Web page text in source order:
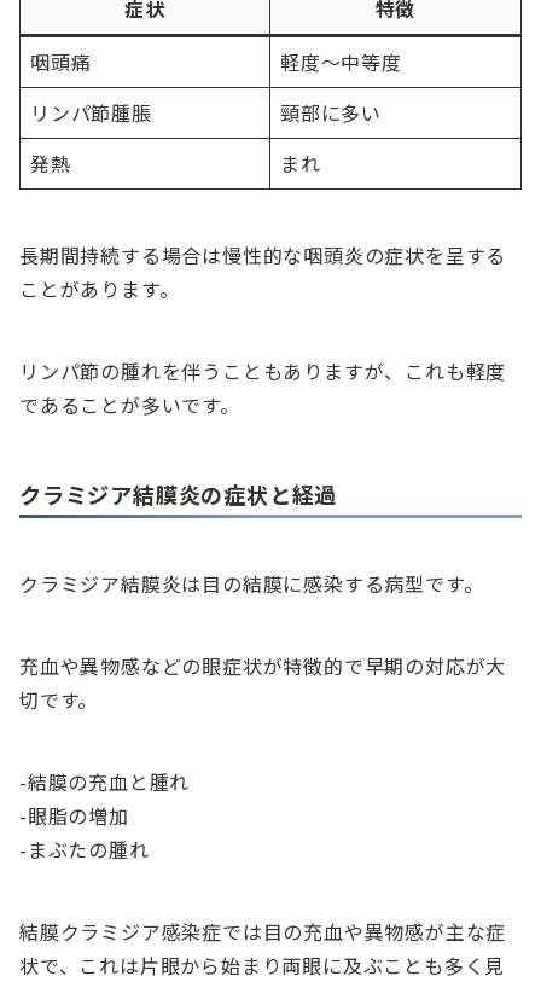
症状
特徴
咽頭痛
軽度〜中等度
リンパ節腫脹
頸部に多い
発熱
まれ
長期間持続する場合は慢性的な咽頭炎の症状を呈する
ことがあります。
リンパ節の腫れを伴うこともありますが、これも軽度
であることが多いです。
クラミジア結膜炎の症状と経過
クラミジア結膜炎は目の結膜に感染する病型です。
充血や異物感などの眼症状が特徴的で早期の対応が大
切です。
-結膜の充血と腫れ
-眼脂の増加
-まぶたの腫れ
結膜クラミジア感染症では目の充血や異物感が主な症
状で、これは片眼から始まり両眼に及ぶことも多く見